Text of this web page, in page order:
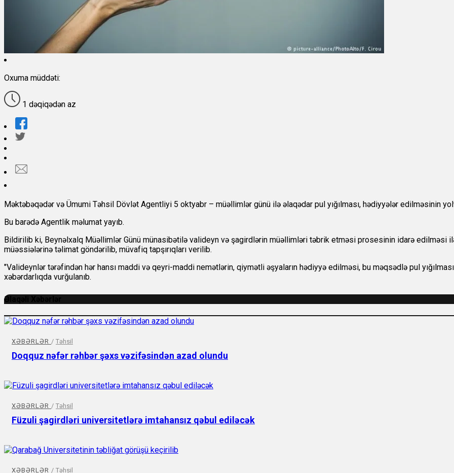
Oxuma müddəti:
1 dəqiqədən az
Məktəbəqədər və Ümumi Təhsil Dövlət Agentliyi 5 oktyabr – müəllimlər günü ilə əlaqədar pul yığılması, hədiyyələr edilməsinin
Bu barədə Agentlik məlumat yayıb.
Bildirilib ki, Beynəlxalq Müəllimlər Günü münasibətilə valideyn və şagirdlərin müəllimləri təbrik etməsi prosesinin idarə edilməsi
müəssiələrinə təlimat göndərilib, müvafiq tapşırıqları verilib.
"Valideynlər tərəfindən hər hansı maddi və qeyri-maddi nemətlərin, qiymətli əşyaların hədiyyə edilməsi, bu məqsədlə pul
xəbərdarlıqda vurğulanıb.
Əlaqəli Xəbərlər
XƏBƏRLƏR / Təhsil
Doqquz nəfər rəhbər şəxs vəzifəsindən azad olundu
XƏBƏRLƏR / Təhsil
Füzuli şagirdləri universitetlərə imtahansız qəbul ediləcək
XƏBƏRLƏR / Təhsil